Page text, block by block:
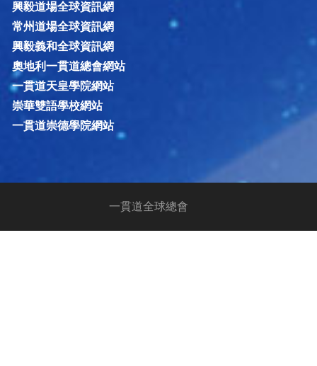
興毅道場全球資訊網
常州道場全球資訊網
興毅義和全球資訊網
奧地利一貫道總會網站
一貫道天皇學院網站
崇華雙語學校網站
一貫道崇德學院網站
一貫道全球總會